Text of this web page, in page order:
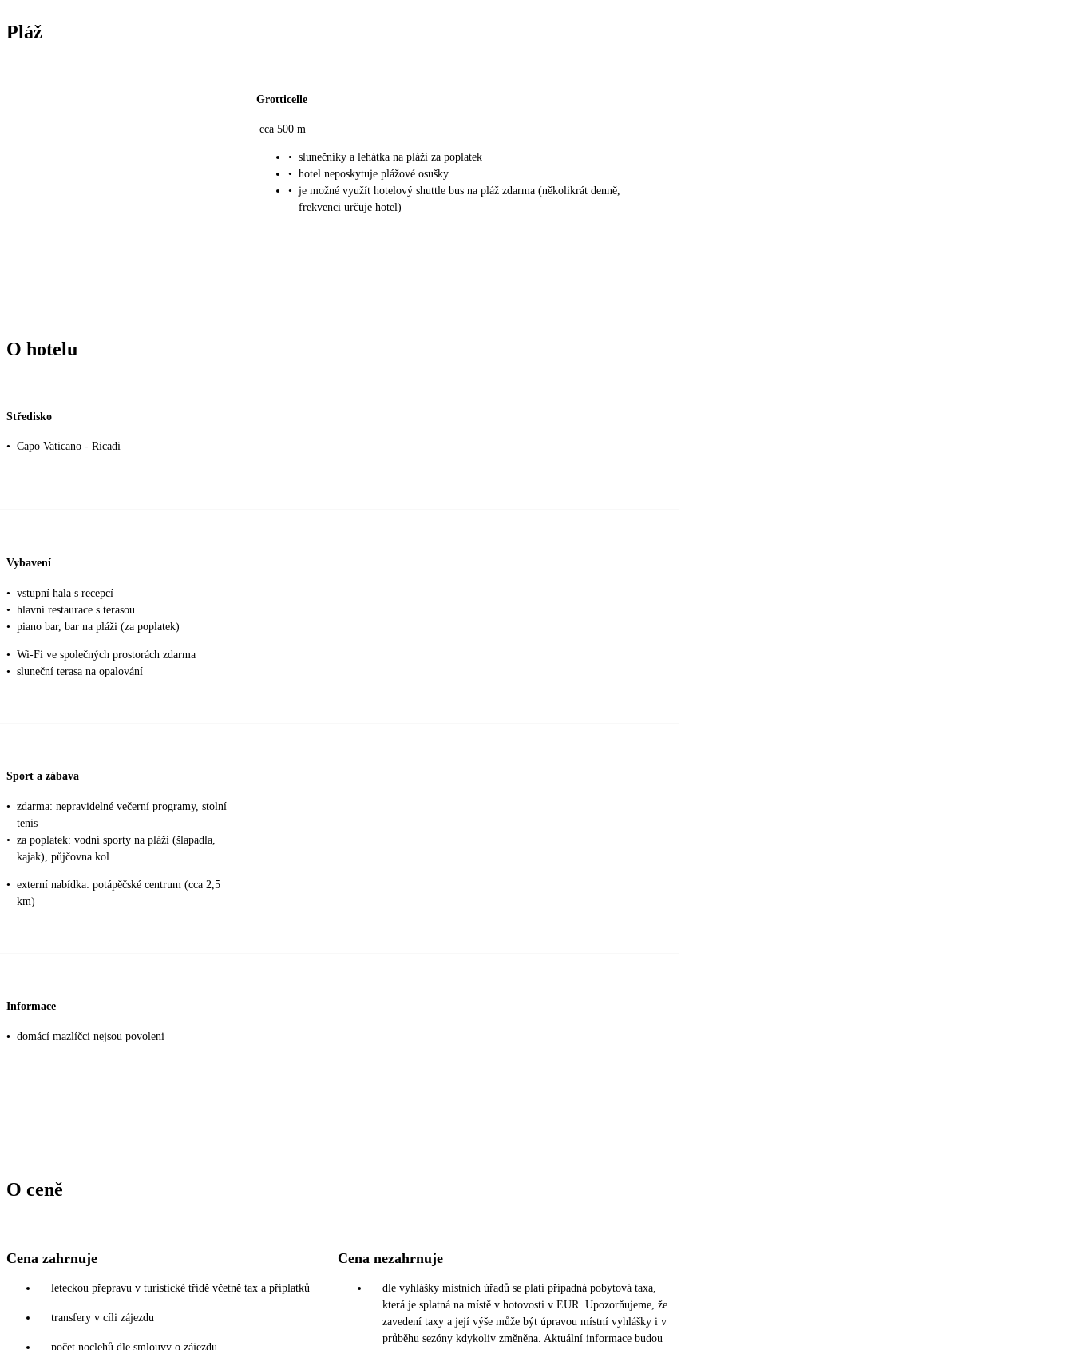
Pláž
Grotticelle
cca 500 m
• slunečníky a lehátka na pláži za poplatek
• hotel neposkytuje plážové osušky
• je možné využít hotelový shuttle bus na pláž zdarma (několikrát denně,
frekvenci určuje hotel)
O hotelu
Středisko
• Capo Vaticano - Ricadi
Vybavení
• vstupní hala s recepcí
• hlavní restaurace s terasou
• piano bar, bar na pláži (za poplatek)
• Wi-Fi ve společných prostorách zdarma
• sluneční terasa na opalování
Sport a zábava
• zdarma: nepravidelné večerní programy, stolní
tenis
• za poplatek: vodní sporty na pláži (šlapadla,
kajak), půjčovna kol
• externí nabídka: potápěčské centrum (cca 2,5
km)
Informace
• domácí mazlíčci nejsou povoleni
O ceně
Cena zahrnuje
leteckou přepravu v turistické třídě včetně tax a příplatků
transfery v cíli zájezdu
počet noclehů dle smlouvy o zájezdu
Cena nezahrnuje
dle vyhlášky místních úřadů se platí případná pobytová taxa,
která je splatná na místě v hotovosti v EUR. Upozorňujeme, že
zavedení taxy a její výše může být úpravou místní vyhlášky i v
průběhu sezóny kdykoliv změněna. Aktuální informace budou